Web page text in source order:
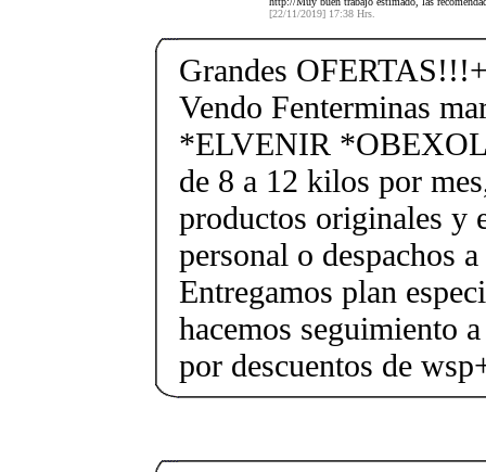
[22/11/2019] 17:38 Hrs.
Grandes
Vendo Fenterminas
*ELVENIR
de 8 a 12 kilos por
productos originales y
personal o despachos
Entregamos plan
hacemos seguimiento
por descuentos de